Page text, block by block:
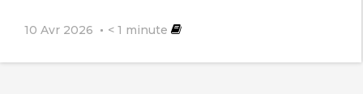
10 Avr 2026 < 1 minute